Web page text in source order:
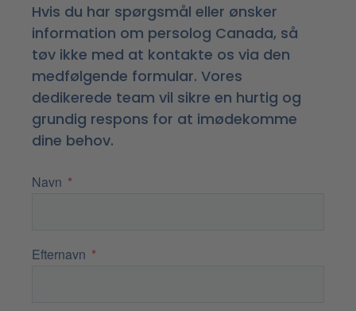
Hvis du har spørgsmål eller ønsker
information om persolog Canada, så
tøv ikke med at kontakte os via den
medfølgende formular. Vores
dedikerede team vil sikre en hurtig og
grundig respons for at imødekomme
dine behov.
Navn
Efternavn